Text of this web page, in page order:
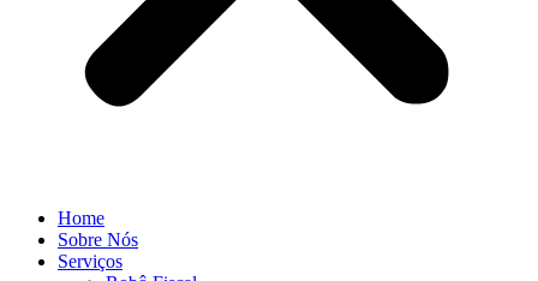
Home
Sobre Nós
Serviços